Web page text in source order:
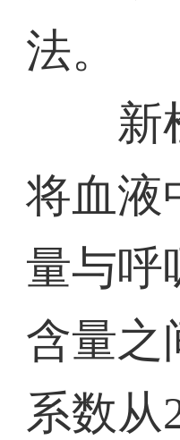
法。
新
将血液
量与呼
含量之
系数从